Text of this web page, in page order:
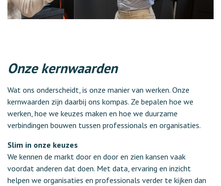
Onze kernwaarden
Wat ons onderscheidt, is onze manier van werken. Onze
kernwaarden zijn daarbij ons kompas. Ze bepalen hoe we
werken, hoe we keuzes maken en hoe we duurzame
verbindingen bouwen tussen professionals en organisaties.
Slim in onze keuzes
We kennen de markt door en door en zien kansen vaak
voordat anderen dat doen. Met data, ervaring en inzicht
helpen we organisaties en professionals verder te kijken dan